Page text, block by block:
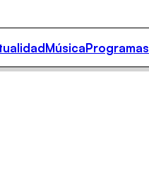
MúsicaProgramas